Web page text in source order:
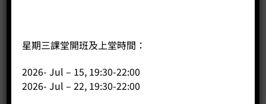
星期三課堂開班及上堂時間：
2026- Jul – 15, 19:30-22:00
2026- Jul – 22, 19:30-22:00